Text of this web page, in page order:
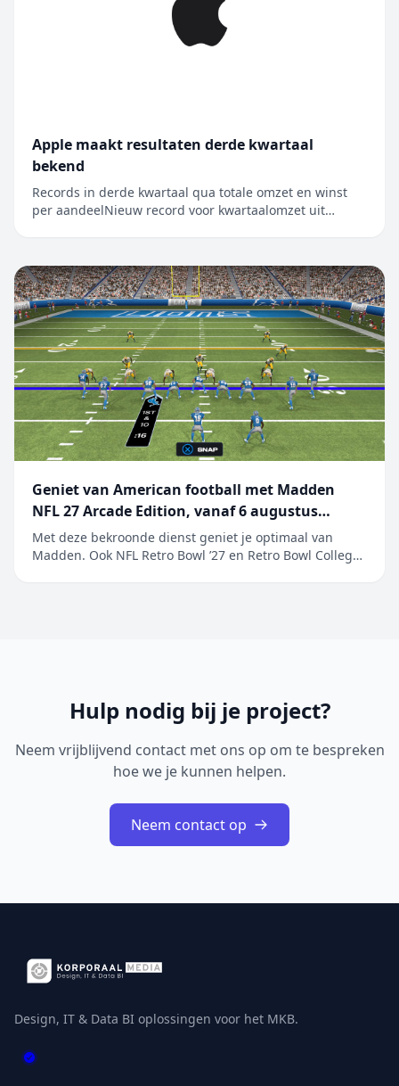
Apple maakt resultaten derde kwartaal
bekend
Records in derde kwartaal qua totale omzet en winst
per aandeelNieuw record voor kwartaalomzet uit
voor het derde kwartaal van het boekjaar 2026, dat
werd afgesloten op 27 juni 2026. De kwart...
Geniet van American football met Madden
NFL 27 Arcade Edition, vanaf 6 augustus
beschikbaar op Apple Arcade
Met deze bekroonde dienst geniet je optimaal van
Madden. Ook NFL Retro Bowl ’27 en Retro Bowl College+
Hulp nodig bij je project?
Neem vrijblijvend contact met ons op om te bespreken
hoe we je kunnen helpen.
Neem contact op
Design, IT & Data BI oplossingen voor het MKB.